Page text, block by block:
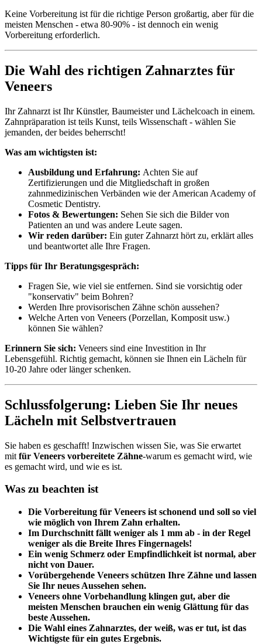
Keine Vorbereitung ist für die richtige Person großartig, aber für die
meisten Menschen - etwa 80-90% - ist dennoch ein wenig
Vorbereitung erforderlich.
Die Wahl des richtigen Zahnarztes für
Veneers
Ihr Zahnarzt ist Ihr Künstler, Baumeister und Lächelcoach in einem.
Zahnpräparation ist teils Kunst, teils Wissenschaft - wählen Sie
jemanden, der beides beherrscht!
Was am wichtigsten ist:
Ausbildung und Erfahrung: Achten Sie auf
Zertifizierungen und die Mitgliedschaft in großen
zahnmedizinischen Verbänden wie der American Academy of
Cosmetic Dentistry.
Fotos & Bewertungen: Sehen Sie sich die Bilder von
Patienten an und was andere Leute sagen.
Wir reden darüber: Ein guter Zahnarzt hört zu, erklärt alles
und beantwortet alle Ihre Fragen.
Tipps für Ihr Beratungsgespräch:
Fragen Sie, wie viel sie entfernen. Sind sie vorsichtig oder
"konservativ" beim Bohren?
Werden Ihre provisorischen Zähne schön aussehen?
Welche Arten von Veneers (Porzellan, Komposit usw.)
können Sie wählen?
Erinnern Sie sich: Veneers sind eine Investition in Ihr
Lebensgefühl. Richtig gemacht, können sie Ihnen ein Lächeln für
10-20 Jahre oder länger schenken.
Schlussfolgerung: Lieben Sie Ihr neues
Lächeln mit Selbstvertrauen
Sie haben es geschafft! Inzwischen wissen Sie, was Sie erwartet
mit für Veneers vorbereitete Zähne-warum es gemacht wird, wie
es gemacht wird, und wie es ist.
Was zu beachten ist
Die Vorbereitung für Veneers ist schonend und soll so viel
wie möglich von Ihrem Zahn erhalten.
Im Durchschnitt fällt weniger als 1 mm ab - in der Regel
weniger als die Breite Ihres Fingernagels!
Ein wenig Schmerz oder Empfindlichkeit ist normal, aber
nicht von Dauer.
Vorübergehende Veneers schützen Ihre Zähne und lassen
Sie Ihr neues Aussehen sehen.
Veneers ohne Vorbehandlung klingen gut, aber die
meisten Menschen brauchen ein wenig Glättung für das
beste Aussehen.
Die Wahl eines Zahnarztes, der weiß, was er tut, ist das
Wichtigste für ein gutes Ergebnis.